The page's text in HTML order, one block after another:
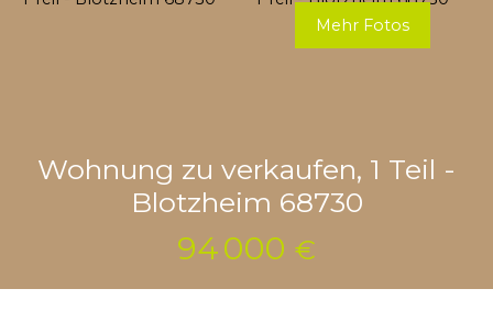
Mehr Fotos
Wohnung zu verkaufen, 1 Teil -
Blotzheim 68730
94 000 €